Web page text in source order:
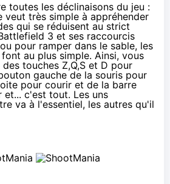
toutes les déclinaisons du jeu :
veut très simple à appréhender
qui se réduisent au strict
3 et ses raccourcis
pour ramper dans le sable, les
au plus simple. Ainsi, vous
touches Z,Q,S et D pour
gauche de la souris pour
pour courir et de la barre
et... c'est tout. Les uns
va à l'essentiel, les autres qu'il